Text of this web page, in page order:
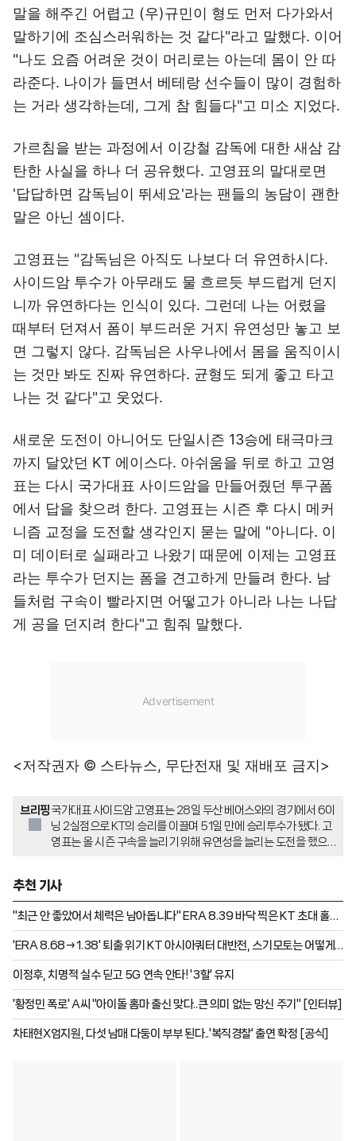
말을 해주긴 어렵고 (우)규민이 형도 먼저 다가와서
말하기에 조심스러워하는 것 같다"라고 말했다. 이어
"나도 요즘 어려운 것이 머리로는 아는데 몸이 안 따
라준다. 나이가 들면서 베테랑 선수들이 많이 경험하
는 거라 생각하는데, 그게 참 힘들다"고 미소 지었다.
가르침을 받는 과정에서 이강철 감독에 대한 새삼 감
탄한 사실을 하나 더 공유했다. 고영표의 말대로면
'답답하면 감독님이 뛰세요'라는 팬들의 농담이 괜한
말은 아닌 셈이다.
고영표는 "감독님은 아직도 나보다 더 유연하시다.
사이드암 투수가 아무래도 물 흐르듯 부드럽게 던지
니까 유연하다는 인식이 있다. 그런데 나는 어렸을
때부터 던져서 폼이 부드러운 거지 유연성만 놓고 보
면 그렇지 않다. 감독님은 사우나에서 몸을 움직이시
는 것만 봐도 진짜 유연하다. 균형도 되게 좋고 타고
나는 것 같다"고 웃었다.
새로운 도전이 아니어도 단일시즌 13승에 태극마크
까지 달았던 KT 에이스다. 아쉬움을 뒤로 하고 고영
표는 다시 국가대표 사이드암을 만들어줬던 투구폼
에서 답을 찾으려 한다. 고영표는 시즌 후 다시 메커
니즘 교정을 도전할 생각인지 묻는 말에 "아니다. 이
미 데이터로 실패라고 나왔기 때문에 이제는 고영표
라는 투수가 던지는 폼을 견고하게 만들려 한다. 남
들처럼 구속이 빨라지면 어떻고가 아니라 나는 나답
게 공을 던지려 한다"고 힘줘 말했다.
<저작권자 © 스타뉴스, 무단전재 및 재배포 금지>
브리핑국가대표 사이드암 고영표는 28일 두산 베어스와의 경기에서 6이
닝 2실점으로 KT의 승리를 이끌며 51일 만에 승리투수가 됐다. 고
영표는 올 시즌 구속을 늘리기 위해 유연성을 늘리는 도전을 했으
받아 투구폼을 견고하게 만들려 한다고 밝혔다.
추천 기사
"최근 안 좋았어서 체력은 남아돕니다" ERA 8.39 바닥 찍은 KT 초대 홀드
왕, 유쾌하게 돌아왔다 [인터뷰]
'ERA 8.68→1.38' 퇴출 위기 KT 아시아쿼터 대반전, 스기모토는 어떻게
필승조가 됐나
이정후, 치명적 실수 딛고 5G 연속 안타! '3할' 유지
'황정민 폭로' A씨 "아이돌 홈마 출신 맞다..큰 의미 없는 망신 주기" [인터뷰]
차태현X엄지원, 다섯 남매 다둥이 부부 된다..'복직경찰' 출연 확정 [공식]